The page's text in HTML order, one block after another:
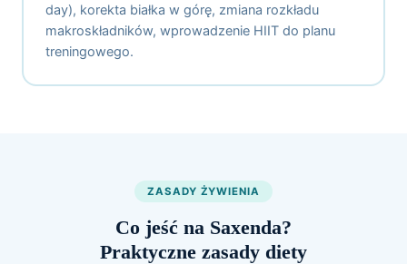
day), korekta białka w górę, zmiana rozkładu
makroskładników, wprowadzenie HIIT do planu
treningowego.
ZASADY ŻYWIENIA
Co jeść na Saxenda?
Praktyczne zasady diety